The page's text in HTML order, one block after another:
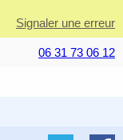
Signaler une erreur
06 31 73 06 12